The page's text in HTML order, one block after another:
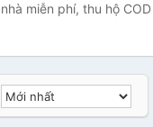
miễn phí, thu hộ COD